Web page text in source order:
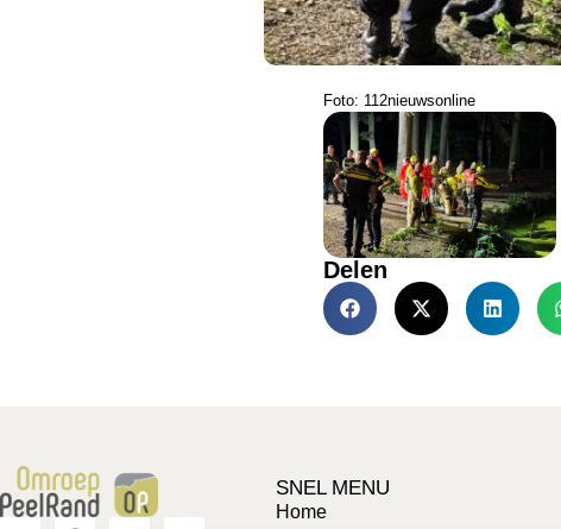
Foto: 112nieuwsonline
Delen
SNEL MENU
Home